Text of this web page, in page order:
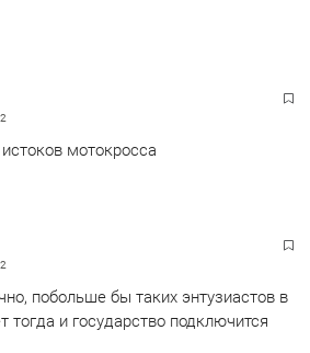
мотокросса
побольше бы таких энтузиастов в
и государство подключится